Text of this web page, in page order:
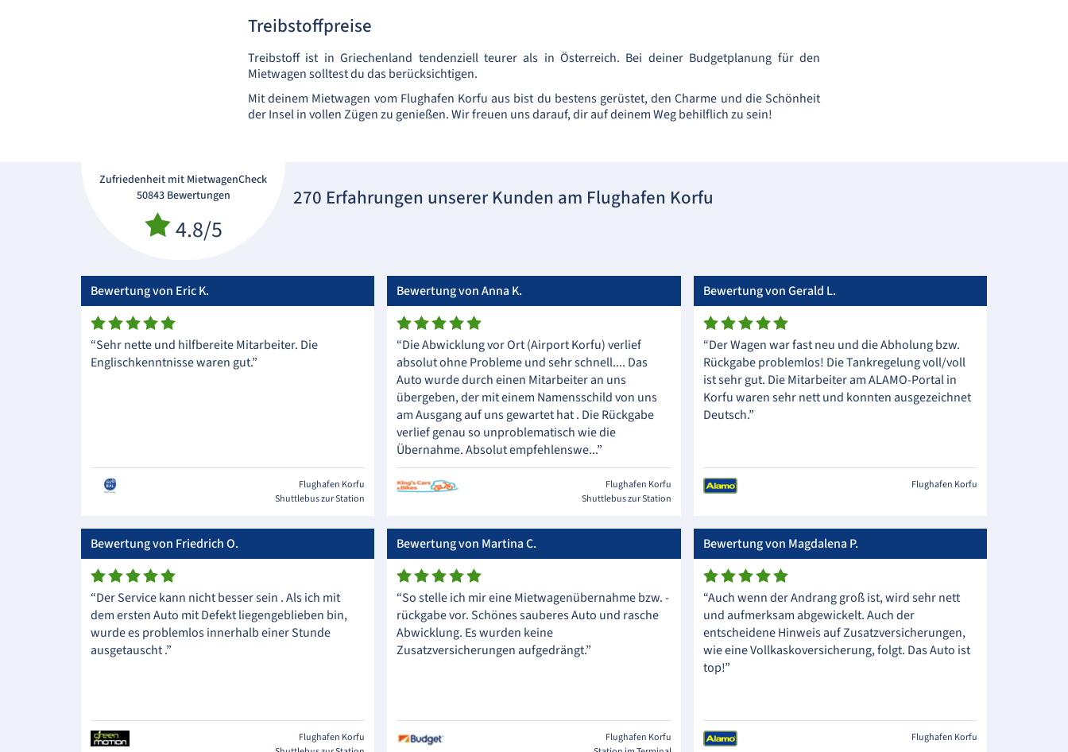
Treibstoffpreise
Treibstoff ist in Griechenland tendenziell teurer als in Österreich. Bei deiner Budgetplanung für den
Mietwagen solltest du das berücksichtigen.
Mit deinem Mietwagen vom Flughafen Korfu aus bist du bestens gerüstet, den Charme und die Schönheit
der Insel in vollen Zügen zu genießen. Wir freuen uns darauf, dir auf deinem Weg behilflich zu sein!
Zufriedenheit mit MietwagenCheck
50843 Bewertungen
4.8/5
270 Erfahrungen unserer Kunden am Flughafen Korfu
Bewertung von Eric K.
“Sehr nette und hilfbereite Mitarbeiter. Die
Englischkenntnisse waren gut.”
Flughafen Korfu
Shuttlebus zur Station
Bewertung von Anna K.
“Die Abwicklung vor Ort (Airport Korfu) verlief
absolut ohne Probleme und sehr schnell.... Das
Auto wurde durch einen Mitarbeiter an uns
übergeben, der mit einem Namensschild von uns
am Ausgang auf uns gewartet hat . Die Rückgabe
verlief genau so unproblematisch wie die
Übernahme. Absolut empfehlenswe...”
Flughafen Korfu
Shuttlebus zur Station
Bewertung von Gerald L.
“Der Wagen war fast neu und die Abholung bzw.
Rückgabe problemlos! Die Tankregelung voll/voll
ist sehr gut. Die Mitarbeiter am ALAMO-Portal in
Korfu waren sehr nett und konnten ausgezeichnet
Deutsch.”
Flughafen Korfu
Bewertung von Friedrich O.
“Der Service kann nicht besser sein . Als ich mit
dem ersten Auto mit Defekt liegengeblieben bin,
wurde es problemlos innerhalb einer Stunde
ausgetauscht .”
Flughafen Korfu
Bewertung von Martina C.
“So stelle ich mir eine Mietwagenübernahme bzw. -
rückgabe vor. Schönes sauberes Auto und rasche
Abwicklung. Es wurden keine
Zusatzversicherungen aufgedrängt.”
Flughafen Korfu
Bewertung von Magdalena P.
“Auch wenn der Andrang groß ist, wird sehr nett
und aufmerksam abgewickelt. Auch der
entscheidene Hinweis auf Zusatzversicherungen,
wie eine Vollkaskoversicherung, folgt. Das Auto ist
top!”
Flughafen Korfu